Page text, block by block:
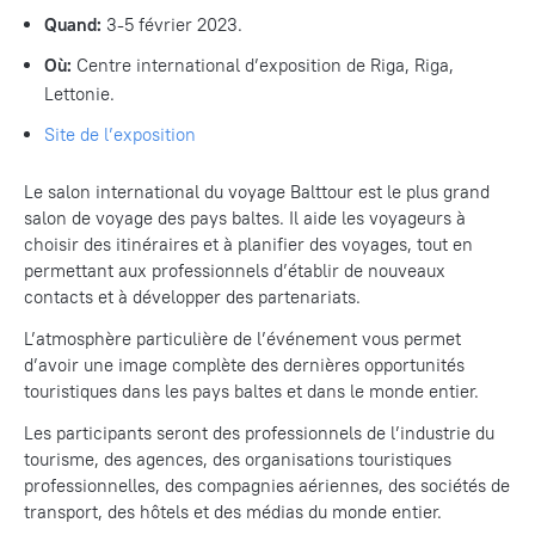
Quand: 3-5 février 2023.
Où: Centre international d’exposition de Riga, Riga,
Lettonie.
Site de l’exposition
Le salon international du voyage Balttour est le plus grand
salon de voyage des pays baltes. Il aide les voyageurs à
choisir des itinéraires et à planifier des voyages, tout en
permettant aux professionnels d’établir de nouveaux
contacts et à développer des partenariats.
L’atmosphère particulière de l’événement vous permet
d’avoir une image complète des dernières opportunités
touristiques dans les pays baltes et dans le monde entier.
Les participants seront des professionnels de l’industrie du
tourisme, des agences, des organisations touristiques
professionnelles, des compagnies aériennes, des sociétés de
transport, des hôtels et des médias du monde entier.